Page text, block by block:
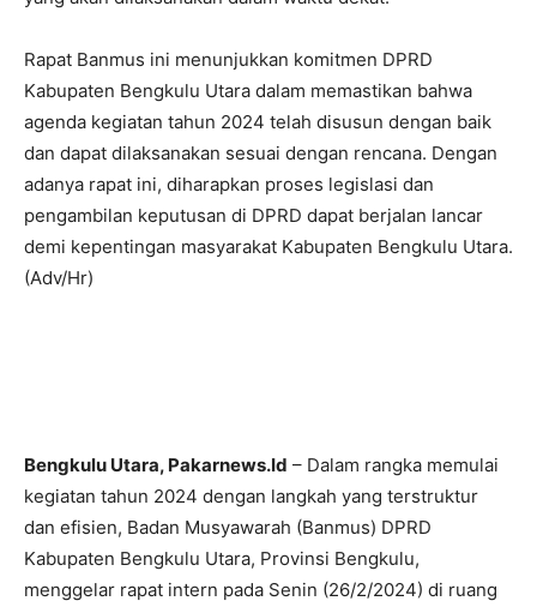
Rapat Banmus ini menunjukkan komitmen DPRD
Kabupaten Bengkulu Utara dalam memastikan bahwa
agenda kegiatan tahun 2024 telah disusun dengan baik
dan dapat dilaksanakan sesuai dengan rencana. Dengan
adanya rapat ini, diharapkan proses legislasi dan
pengambilan keputusan di DPRD dapat berjalan lancar
demi kepentingan masyarakat Kabupaten Bengkulu Utara.
(Adv/Hr)
Bengkulu Utara, Pakarnews.Id – Dalam rangka memulai
kegiatan tahun 2024 dengan langkah yang terstruktur
dan efisien, Badan Musyawarah (Banmus) DPRD
Kabupaten Bengkulu Utara, Provinsi Bengkulu,
menggelar rapat intern pada Senin (26/2/2024) di ruang